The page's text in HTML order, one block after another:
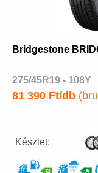
Bridgestone
275/45R19 - 108Y
81 390 Ft/db
Készlet: